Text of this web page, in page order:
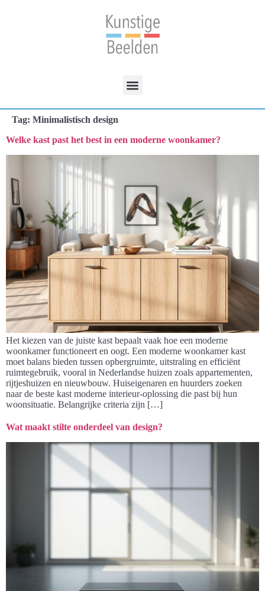
Tag: Minimalistisch design
Welke kast past het best in een moderne woonkamer?
Het kiezen van de juiste kast bepaalt vaak hoe een moderne
woonkamer functioneert en oogt. Een moderne woonkamer kast
moet balans bieden tussen opbergruimte, uitstraling en efficiënt
ruimtegebruik, vooral in Nederlandse huizen zoals appartementen,
rijtjeshuizen en nieuwbouw. Huiseigenaren en huurders zoeken
naar de beste kast moderne interieur-oplossing die past bij hun
woonsituatie. Belangrijke criteria zijn […]
Wat maakt stilte onderdeel van design?